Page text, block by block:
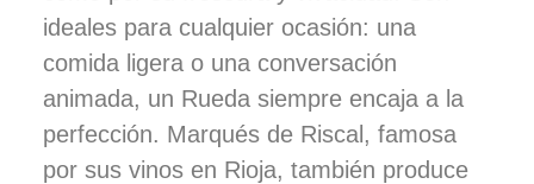
ideales para cualquier ocasión: una
comida ligera o una conversación
animada, un Rueda siempre encaja a la
perfección. Marqués de Riscal, famosa
por sus vinos en Rioja, también produce